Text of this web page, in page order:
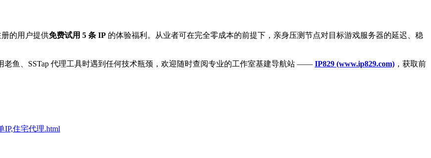
的用户提供免费试用 5 条 IP 的体验福利。从业者可在完全零成本的前提下，亲身压测节点对目标游戏服务器的延迟、稳
老鱼、SSTap 代理工具时遇到任何技术瓶颈，欢迎随时查阅专业的工作室基建导航站 —— IP829 (www.ip829.com) ，获取前
IP,住宅代理.html